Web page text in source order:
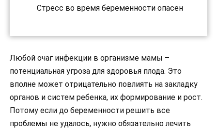
Стресс во время беременности опасен
Любой очаг инфекции в организме мамы –
потенциальная угроза для здоровья плода. Это
вполне может отрицательно повлиять на закладку
органов и систем ребенка, их формирование и рост.
Потому если до беременности решить все
проблемы не удалось, нужно обязательно лечить